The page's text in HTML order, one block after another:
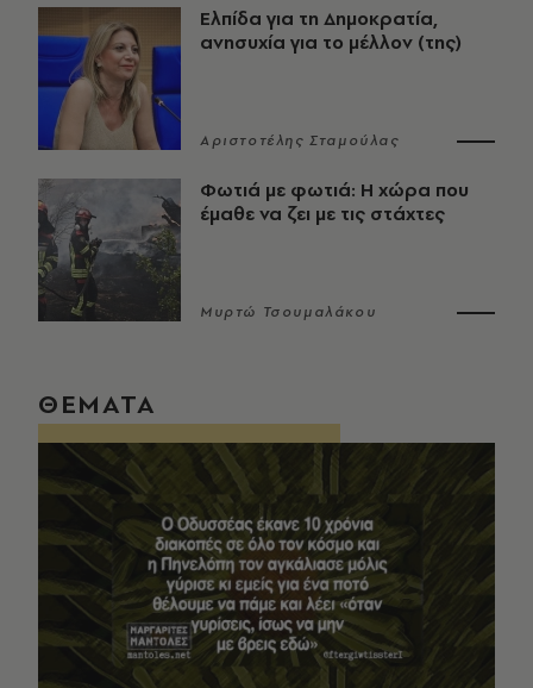
Ελπίδα για τη Δημοκρατία,
ανησυχία για το μέλλον (της)
Αριστοτέλης Σταμούλας
Φωτιά με φωτιά: Η χώρα που
έμαθε να ζει με τις στάχτες
Μυρτώ Τσουμαλάκου
ΘΕΜΑΤΑ